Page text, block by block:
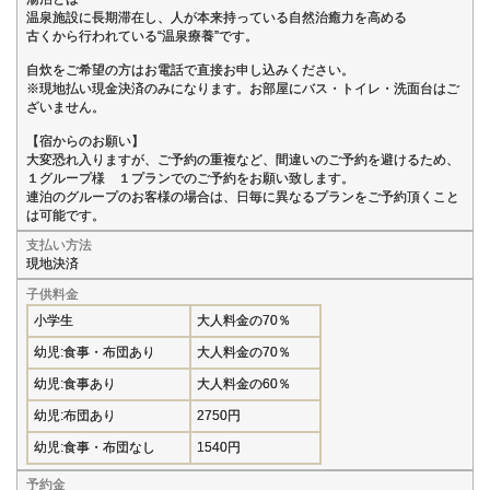
温泉施設に長期滞在し、人が本来持っている自然治癒力を高める
古くから行われている“温泉療養”です。
自炊をご希望の方はお電話で直接お申し込みください。
※現地払い現金決済のみになります。お部屋にバス・トイレ・洗面台はご
ざいません。
【宿からのお願い】
大変恐れ入りますが、ご予約の重複など、間違いのご予約を避けるため、
１グループ様 １プランでのご予約をお願い致します。
連泊のグループのお客様の場合は、日毎に異なるプランをご予約頂くこと
は可能です。
支払い方法
現地決済
子供料金
小学生
大人料金の70％
幼児:食事・布団あり 大人料金の70％
幼児:食事あり 大人料金の60％
幼児:布団あり 2750円
幼児:食事・布団なし 1540円
予約金